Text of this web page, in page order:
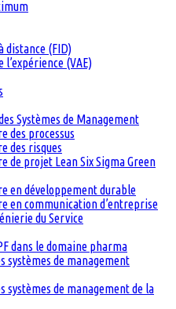
distance (FID)
l’expérience (VAE)
Systèmes de Management
des processus
des risques
de projet Lean Six Sigma Green
en développement durable
en communication d’entreprise
du Service
dans le domaine pharma
systèmes de management
systèmes de management de la